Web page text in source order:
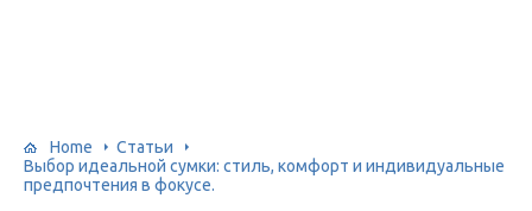
Home
Статьи
Выбор идеальной сумки: стиль, комфорт и индивидуальные
предпочтения в фокусе.